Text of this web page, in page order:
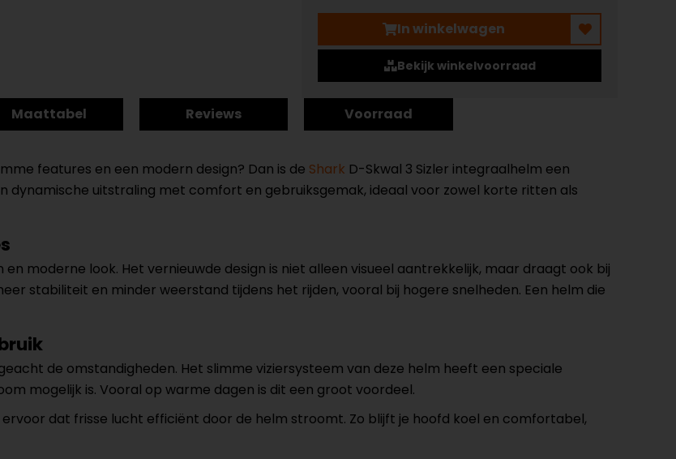
In winkelwagen
Bekijk winkelvoorraad
Maattabel Reviews Voorraad
features en een modern design? Dan is de Shark D-Skwal 3 Sizler integraalhelm een
dynamische uitstraling met comfort en gebruiksgemak, ideaal voor zowel korte ritten als
moderne look. Het vernieuwde design is niet alleen visueel aantrekkelijk, maar draagt ook bij
stabiliteit en minder weerstand tijdens het rijden, vooral bij hogere snelheden. Een helm die
de omstandigheden. Het slimme viziersysteem van deze helm heeft een speciale
mogelijk is. Vooral op warme dagen is dit een groot voordeel.
dat frisse lucht efficiënt door de helm stroomt. Zo blijft je hoofd koel en comfortabel,